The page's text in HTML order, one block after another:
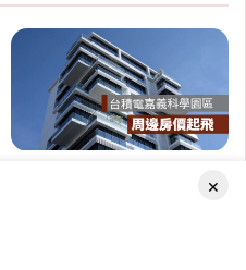
金 2026：
、八德三號
×